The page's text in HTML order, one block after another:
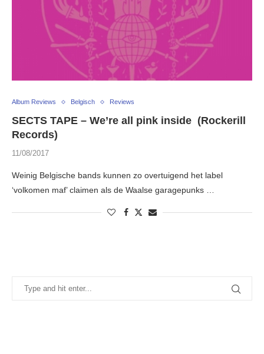
Album Reviews Belgisch Reviews
SECTS TAPE – We’re all pink inside (Rockerill
Records)
11/08/2017
Weinig Belgische bands kunnen zo overtuigend het label
‘volkomen maf’ claimen als de Waalse garagepunks …